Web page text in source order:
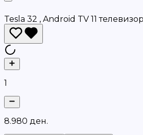
Tesla 32 , Android TV 11
1
8.980 ден.